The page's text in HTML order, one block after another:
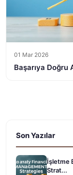
01 Mar 2026
Başarıya Doğru
Son Yazılar
İşletme
Strat...